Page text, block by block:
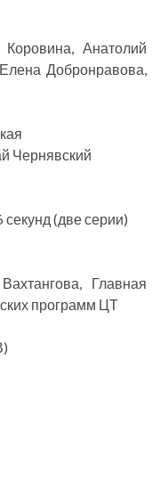
Анатолий
Добронравова,
Чернявский
секунд (две серии)
Главная
программ ЦТ